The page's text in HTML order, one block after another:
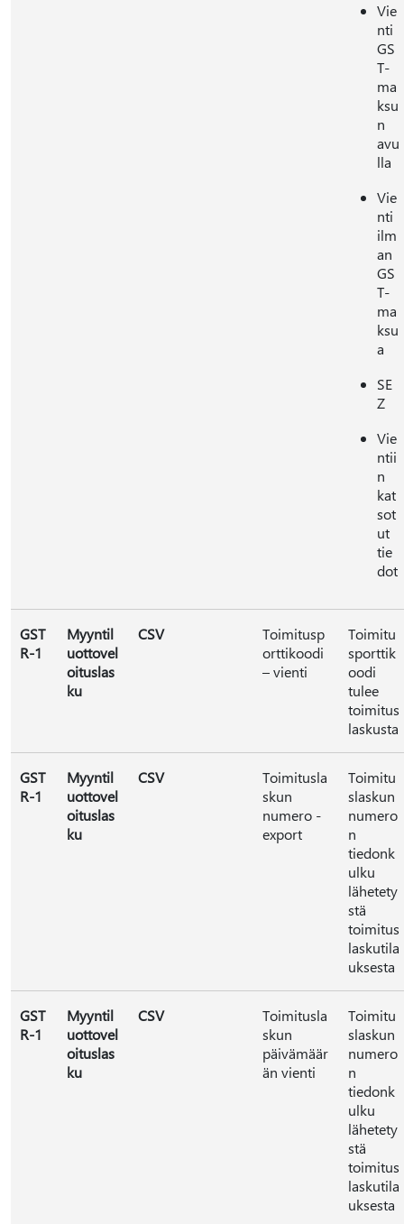
Vie
nti
GS
T-
ma
ksu
n
avu
lla
Vie
nti
ilm
an
GS
T-
ma
ksu
a
SE
Z
Vie
ntii
n
kat
sot
ut
tie
dot
GST
R-1
Myyntil
uottovel
oituslas
ku
CSV
Toimitusp
orttikoodi
– vienti
Toimitu
sporttik
oodi
tulee
toimitus
laskusta
GST
R-1
Myyntil
uottovel
oituslas
ku
CSV
Toimitusla
skun
numero -
export
Toimitu
slaskun
numero
n
tiedonk
ulku
lähetety
stä
toimitus
laskutila
uksesta
GST
R-1
Myyntil
uottovel
oituslas
ku
CSV
Toimitusla
skun
päivämäär
än vienti
Toimitu
slaskun
numero
n
tiedonk
ulku
lähetety
stä
toimitus
laskutila
uksesta